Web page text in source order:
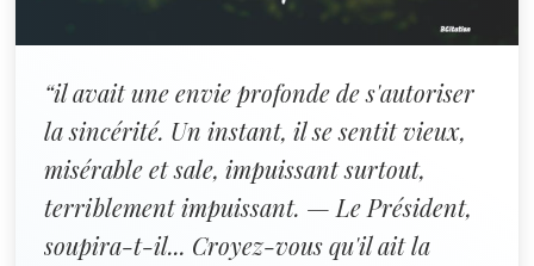
“il avait une envie profonde de s'autoriser
la sincérité. Un instant, il se sentit vieux,
misérable et sale, impuissant surtout,
terriblement impuissant. — Le Président,
soupira-t-il... Croyez-vous qu'il ait la